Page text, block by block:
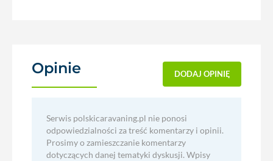
Opinie DODAJ OPINIĘ
Serwis polskicaravaning.pl nie ponosi
odpowiedzialności za treść komentarzy i opinii.
Prosimy o zamieszczanie komentarzy
dotyczących danej tematyki dyskusji. Wpisy